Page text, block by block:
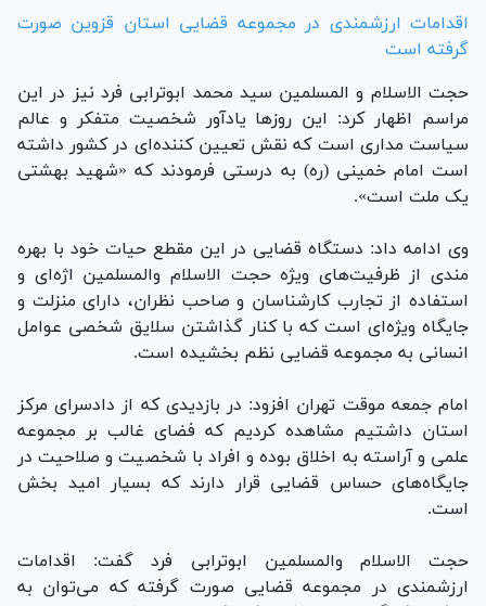
اقدامات ارزشمندی در مجموعه قضایی استان قزوین صورت
گرفته است
حجت الاسلام و المسلمین سید محمد ابوترابی فرد نیز در این
مراسم اظهار کرد: این روز‌ها یادآور شخصیت متفکر و عالم
سیاست مداری است که نقش تعیین کننده‌ای در کشور داشته
است امام خمینی (ره) به درستی فرمودند که «شهید بهشتی
یک ملت است».
وی ادامه داد: دستگاه قضایی در این مقطع حیات خود با بهره
مندی از ظرفیت‌های ویژه حجت الاسلام والمسلمین اژه‌ای و
استفاده از تجارب کارشناسان و صاحب نظران، دارای منزلت و
جایگاه ویژه‌ای است که با کنار گذاشتن سلایق شخصی عوامل
انسانی به مجموعه قضایی نظم بخشیده است.
امام جمعه موقت تهران افزود: در بازدیدی که از دادسرای مرکز
استان داشتیم مشاهده کردیم که فضای غالب بر مجموعه
علمی و آراسته به اخلاق بوده و افراد با شخصیت و صلاحیت در
جایگاه‌های حساس قضایی قرار دارند که بسیار امید بخش
است.
حجت الاسلام والمسلمین ابوترابی فرد گفت: اقدامات
ارزشمندی در مجموعه قضایی صورت گرفته که می‌توان به